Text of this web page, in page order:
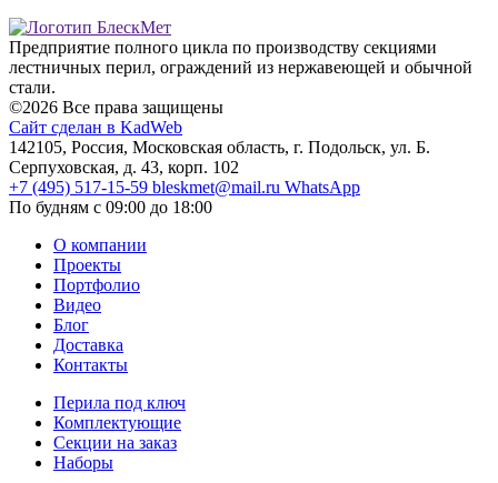
Предприятие полного цикла по производству секциями
лестничных перил, ограждений из нержавеющей и обычной
стали.
©2026 Все права защищены
Сайт сделан в KadWeb
142105, Россия, Московская область, г. Подольск, ул. Б.
Серпуховская, д. 43, корп. 102
+7 (495) 517-15-59 bleskmet@mail.ru WhatsApp
По будням с 09:00 до 18:00
О компании
Проекты
Портфолио
Видео
Блог
Доставка
Контакты
Перила под ключ
Комплектующие
Секции на заказ
Наборы